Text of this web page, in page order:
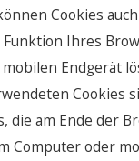
Cookies
Ihres
Endgerät
Cookies
die am Ende der
Computer oder